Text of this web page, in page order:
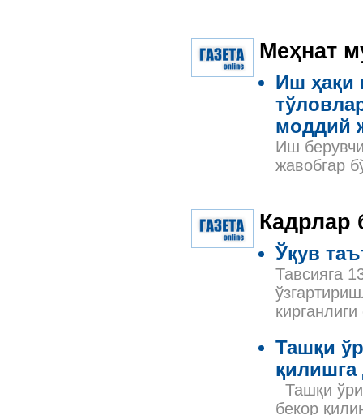
Меҳнат
Иш ҳақи
моддий
Иш
жавобгар
Кадрлар
Ўқув
Тавсияга
Ташқи
қилишга
Ташқи
бекор